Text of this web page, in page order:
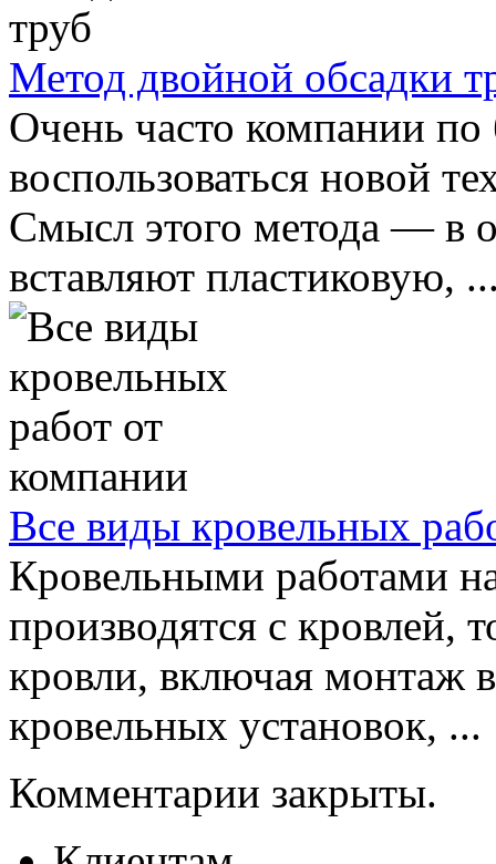
Метод двойной обсадки
Очень часто компании
воспользоваться новой
Смысл этого метода — в
вставляют пластиковую,
Все виды кровельных
Кровельными работами
производятся с кровлей,
кровли, включая монтаж
кровельных установок, ...
Комментарии закрыты.